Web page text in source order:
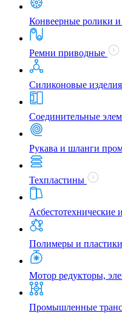
Конвеерные ролики
Ремни приводные
Силиконовые изделия
Соединительные
Рукава и шланги
Техпластины
Асбестотехнические
Полимеры и пластики
Мотор редукторы,
Промышленные